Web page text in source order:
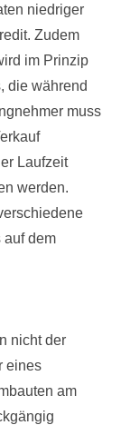
niedriger
Zudem
im Prinzip
die während
muss
Laufzeit
werden.
auf dem
nicht der
eines
am